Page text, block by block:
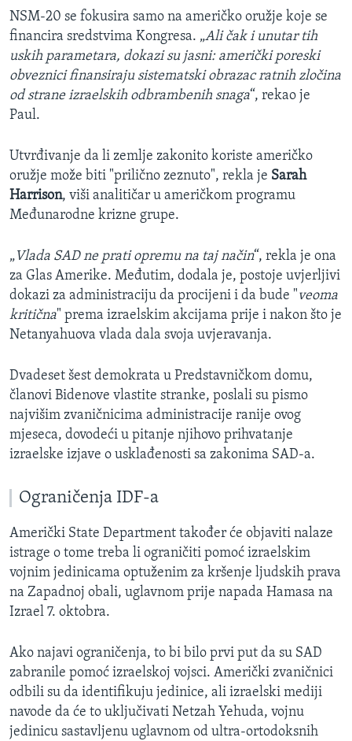
NSM-20 se fokusira samo na američko oružje koje se
financira sredstvima Kongresa. „Ali čak i unutar tih
uskih parametara, dokazi su jasni: američki poreski
obveznici finansiraju sistematski obrazac ratnih zločina
od strane izraelskih odbrambenih snaga“, rekao je
Paul.
Utvrđivanje da li zemlje zakonito koriste američko
oružje može biti "prilično zeznuto", rekla je Sarah
Harrison, viši analitičar u američkom programu
Međunarodne krizne grupe.
„ Vlada SAD ne prati opremu na taj način“, rekla je ona
za Glas Amerike. Međutim, dodala je, postoje uvjerljivi
dokazi za administraciju da procijeni i da bude "veoma
kritična" prema izraelskim akcijama prije i nakon što je
Netanyahuova vlada dala svoja uvjeravanja.
Dvadeset šest demokrata u Predstavničkom domu,
članovi Bidenove vlastite stranke, poslali su pismo
najvišim zvaničnicima administracije ranije ovog
mjeseca, dovodeći u pitanje njihovo prihvatanje
izraelske izjave o usklađenosti sa zakonima SAD-a.
Ograničenja IDF-a
Američki State Department također će objaviti nalaze
istrage o tome treba li ograničiti pomoć izraelskim
vojnim jedinicama optuženim za kršenje ljudskih prava
na Zapadnoj obali, uglavnom prije napada Hamasa na
Izrael 7. oktobra.
Ako najavi ograničenja, to bi bilo prvi put da su SAD
zabranile pomoć izraelskoj vojsci. Američki zvaničnici
odbili su da identifikuju jedinice, ali izraelski mediji
navode da će to uključivati Netzah Yehuda, vojnu
jedinicu sastavljenu uglavnom od ultra-ortodoksnih